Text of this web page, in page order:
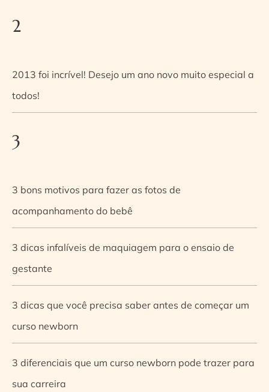
2
2013 foi incrível! Desejo um ano novo muito especial a
todos!
3
3 bons motivos para fazer as fotos de
acompanhamento do bebê
3 dicas infalíveis de maquiagem para o ensaio de
gestante
3 dicas que você precisa saber antes de começar um
curso newborn
3 diferenciais que um curso newborn pode trazer para
sua carreira